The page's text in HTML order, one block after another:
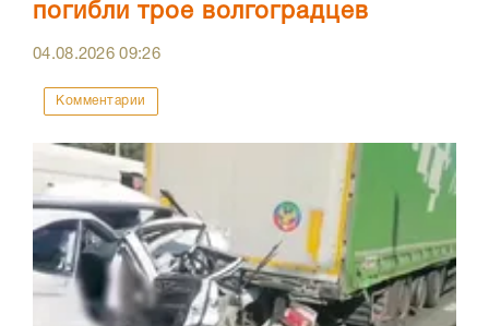
погибли трое волгоградцев
04.08.202609:26
Комментарии